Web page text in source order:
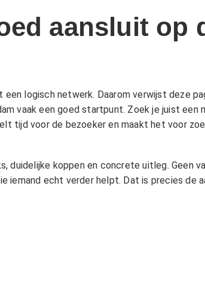
aansluit op
logisch netwerk. Daarom verwijst deze
vaak een goed startpunt. Zoek je juist een
tijd voor de bezoeker en maakt het voor
koppen en concrete uitleg. Geen
iemand echt verder helpt. Dat is precies de